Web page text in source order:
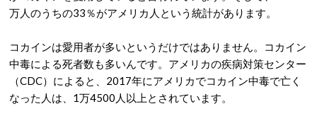
万人のうちの33％がアメリカ人という統計があります。
コカインは愛用者が多いというだけではありません。コカイン
中毒による死者数も多いんです。アメリカの疾病対策センター
（CDC）によると、2017年にアメリカでコカイン中毒で亡く
なった人は、1万4500人以上とされています。